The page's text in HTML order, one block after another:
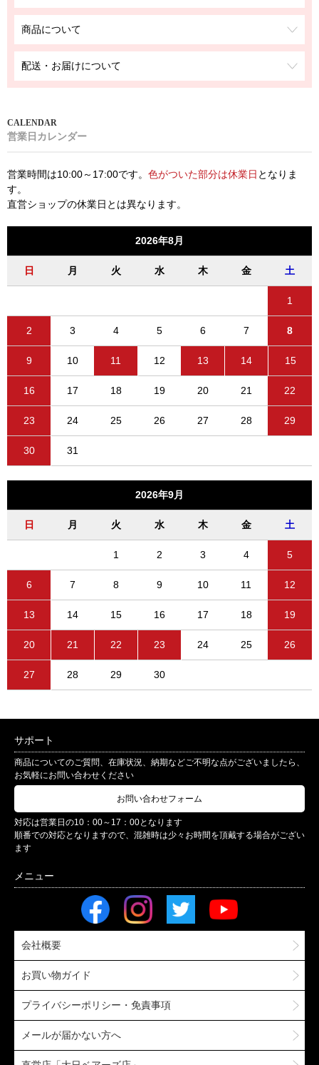
商品について
配送・お届けについて
営業日カレンダー
営業時間は10:00～17:00です。 色がついた部分は休業日 となりま
す。
直営ショップの休業日とは異なります。
2026年8月
日 月 火 水 木 金 土
1
2 3 4 5 6 7 8
9 10 11 12 13 14 15
16 17 18 19 20 21 22
23 24 25 26 27 28 29
30 31
2026年9月
日 月 火 水 木 金 土
1 2 3 4 5
6 7 8 9 10 11 12
13 14 15 16 17 18 19
20 21 22 23 24 25 26
27 28 29 30
サポート
商品についてのご質問、在庫状況、納期などご不明な点がございましたら、
お気軽にお問い合わせください
お問い合わせフォーム
対応は営業日の10：00～17：00となります
順番での対応となりますので、混雑時は少々お時間を頂戴する場合がござい
ます
会社概要
お買い物ガイド
プライバシーポリシー・免責事項
メールが届かない方へ